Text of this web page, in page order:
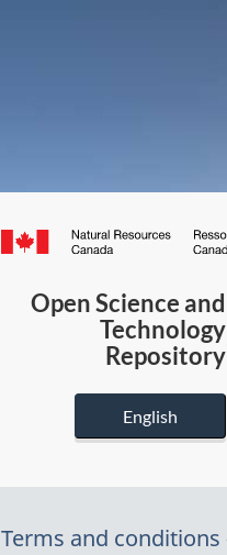
Canada.ca
Open Science and
Technology
Repository
English
Terms and conditions